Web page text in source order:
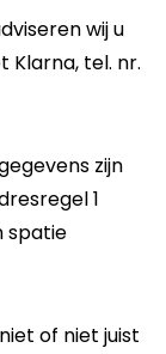
wij u
tel. nr.
zijn
1
spatie
of niet juist